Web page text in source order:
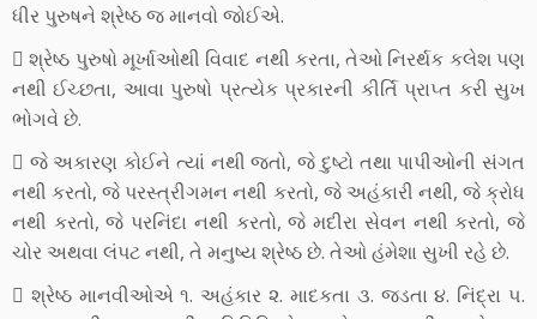
ધીર પુરુષને શ્રેષ્ઠ જ માનવો જોઈએ.
 શ્રેષ્ઠ પુરુષો મૂર્ખાઓથી વિવાદ નથી કરતા, તેઓ નિરર્થક કલેશ પણ
નથી ઈચ્છતા, આવા પુરુષો પ્રત્યેક પ્રકારની કીર્તિ પ્રાપ્ત કરી સુખ
ભોગવે છે.
 જે અકારણ કોઈને ત્યાં નથી જતો, જે દુષ્ટો તથા પાપીઓની સંગત
નથી કરતો, જે પરસ્ત્રીગમન નથી કરતો, જે અહંકારી નથી, જે ક્રોધ
નથી કરતો, જે પરનિંદા નથી કરતો, જે મદીરા સેવન નથી કરતો, જે
ચોર અથવા લંપટ નથી, તે મનુષ્ય શ્રેષ્ઠ છે. તેઓ હંમેશા સુખી રહે છે.
 શ્રેષ્ઠ માનવીઓએ ૧. અહંકાર ૨. માદકતા ૩. જડતા ૪. નિંદ્રા ૫.